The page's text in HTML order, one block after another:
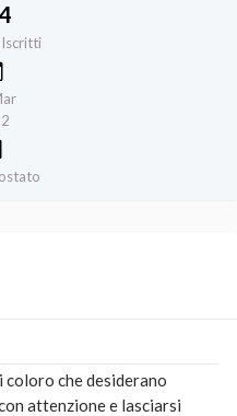
che desiderano
attenzione e lasciarsi